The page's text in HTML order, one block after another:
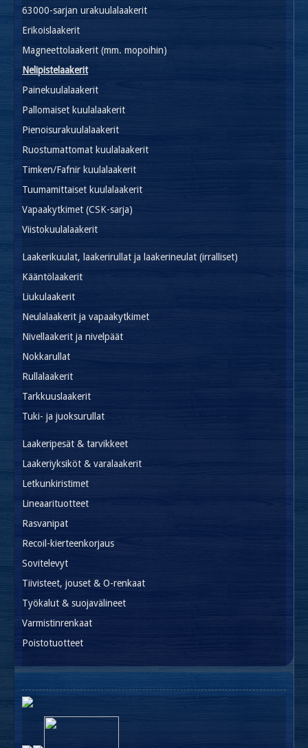
63000-sarjan urakuulalaakerit
Erikoislaakerit
Magneettolaakerit (mm. mopoihin)
Nelipistelaakerit
Painekuulalaakerit
Pallomaiset kuulalaakerit
Pienoisurakuulalaakerit
Ruostumattomat kuulalaakerit
Timken/Fafnir kuulalaakerit
Tuumamittaiset kuulalaakerit
Vapaakytkimet (CSK-sarja)
Viistokuulalaakerit
Laakerikuulat, laakerirullat ja laakerineulat (irralliset)
Kääntölaakerit
Liukulaakerit
Neulalaakerit ja vapaakytkimet
Nivellaakerit ja nivelpäät
Nokkarullat
Rullalaakerit
Tarkkuuslaakerit
Tuki- ja juoksurullat
Laakeripesät & tarvikkeet
Laakeriyksiköt & varalaakerit
Letkunkiristimet
Lineaarituotteet
Rasvanipat
Recoil-kierteenkorjaus
Sovitelevyt
Tiivisteet, jouset & O-renkaat
Työkalut & suojavälineet
Varmistinrenkaat
Poistotuotteet